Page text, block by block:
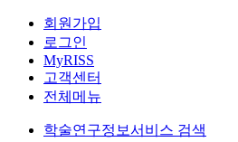
회원가입
로그인
MyRISS
고객센터
전체메뉴
학술연구정보서비스 검색